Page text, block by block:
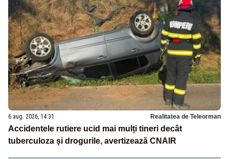
6 aug. 2026, 14:31 Realitatea de Teleorman
Accidentele rutiere ucid mai mulți tineri decât
tuberculoza și drogurile, avertizează CNAIR